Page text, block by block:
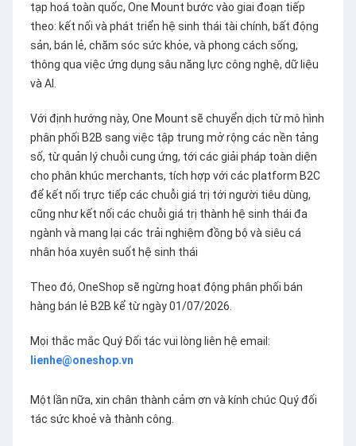
tạp hoá toàn quốc, One Mount bước vào giai đoạn tiếp
theo: kết nối và phát triển hệ sinh thái tài chính, bất động
sản, bán lẻ, chăm sóc sức khỏe, và phong cách sống,
thông qua việc ứng dụng sâu năng lực công nghệ, dữ liệu
và AI.
Với định hướng này, One Mount sẽ chuyển dịch từ mô hình
phân phối B2B sang việc tập trung mở rộng các nền tảng
số, từ quản lý chuỗi cung ứng, tới các giải pháp toàn diện
cho phân khúc merchants, tích hợp với các platform B2C
để kết nối trực tiếp các chuỗi giá trị tới người tiêu dùng,
cũng như kết nối các chuỗi giá trị thành hệ sinh thái đa
ngành và mang lại các trải nghiệm đồng bộ và siêu cá
nhân hóa xuyên suốt hệ sinh thái
Theo đó, OneShop sẽ ngừng hoạt động phân phối bán
hàng bán lẻ B2B kể từ ngày 01/07/2026.
Mọi thắc mắc Quý Đối tác vui lòng liên hệ email:
lienhe@oneshop.vn
Một lần nữa, xin chân thành cảm ơn và kính chúc Quý đối
tác sức khoẻ và thành công.